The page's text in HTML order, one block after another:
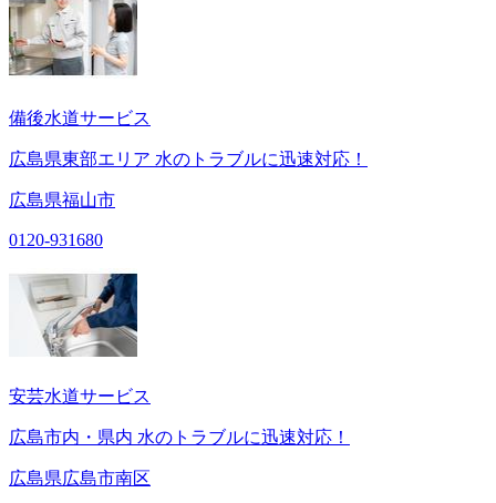
備後水道サービス
広島県東部エリア 水のトラブルに迅速対応！
広島県福山市
0120-931680
安芸水道サービス
広島市内・県内 水のトラブルに迅速対応！
広島県広島市南区